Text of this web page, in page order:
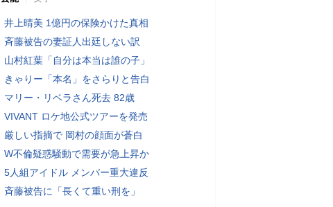
井上晴美 1億円の保険かけた真相
斉藤被告の妻証人出廷しない訳
山村紅葉「自分は本当は誰の子」
きゃりー「本名」をさらりと告白
マリー・リベラさん死去 82歳
VIVANT ロケ地公式ツアーを発売
厳しい指摘で 岡村の顔面が蒼白
W不倫疑惑騒動で需要が急上昇か
5人組アイドル メンバー重大違反
斉藤被告に「長くて重い刑を」